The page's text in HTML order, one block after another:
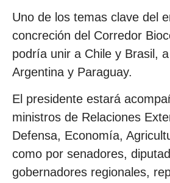
Uno de los temas clave del
concreción del Corredor
podría unir a Chile y Brasil,
Argentina y Paraguay.
El presidente estará
ministros de Relaciones
Defensa, Economía,
como por senadores,
gobernadores regionales,